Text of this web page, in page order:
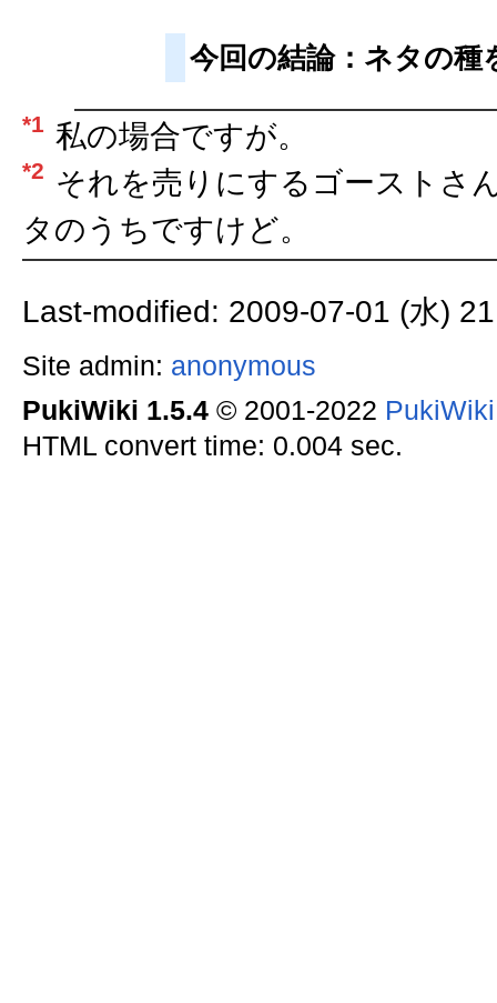
今回の結論：ネタの種
*1 私の場合ですが。
*2 それを売りにするゴーストさ
タのうちですけど。
Last-modified: 2009-07-01 (水)
Site admin: anonymous
PukiWiki 1.5.4© 2001-2022
HTML convert time: 0.004 sec.